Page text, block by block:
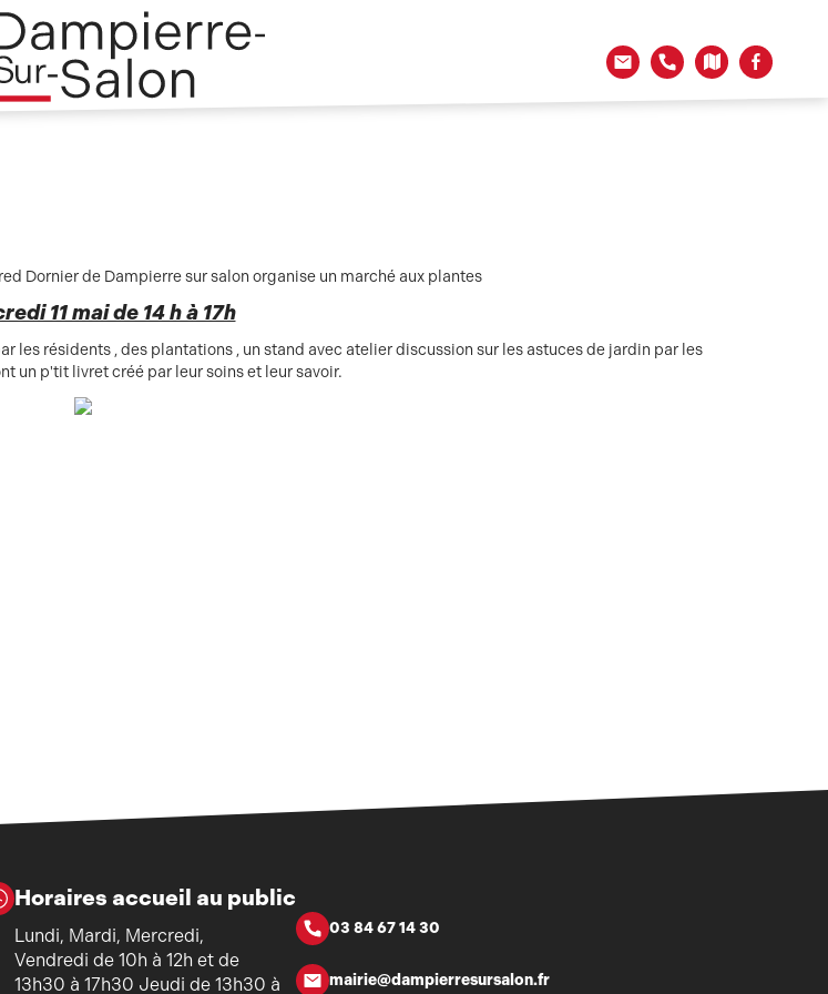
Dornier de Dampierre sur salon organise un marché aux plantes
11 mai de 14 h à 17h
les résidents , des plantations , un stand avec atelier discussion sur les astuces de jardin par les
un p'tit livret créé par leur soins et leur savoir.
Horaires accueil au public
Lundi, Mardi, Mercredi,
Vendredi de 10h à 12h et de
13h30 à 17h30 Jeudi de 13h30 à
03 84 67 14 30
mairie@dampierresursalon.fr